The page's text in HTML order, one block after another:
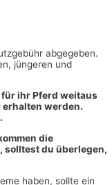
abgegeben.
jüngeren und
ihr Pferd weitaus
erhalten werden.
die
solltest du überlegen,
haben, sollte ein